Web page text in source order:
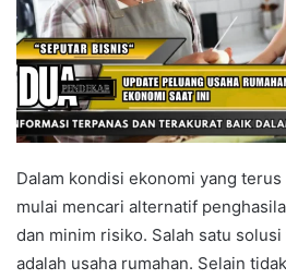
Dalam kondisi ekonomi yang
mulai mencari alternatif
dan minim risiko. Salah satu
adalah usaha rumahan. Selain